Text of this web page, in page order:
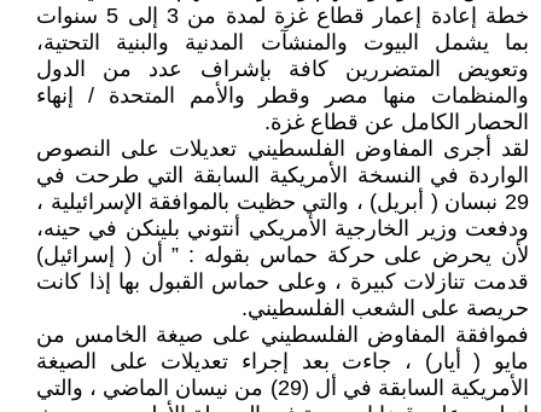
خطة إعادة إعمار قطاع غزة لمدة من 3 إلى 5 سنوات
بما يشمل البيوت والمنشآت المدنية والبنية التحتية،
وتعويض المتضررين كافة بإشراف عدد من الدول
والمنظمات منها مصر وقطر والأمم المتحدة / إنهاء
الحصار الكامل عن قطاع غزة.
لقد أجرى المفاوض الفلسطيني تعديلات على النصوص
الواردة في النسخة الأمريكية السابقة التي طرحت في
29 نبسان ( أبريل) ، والتي حظيت بالموافقة الإسرائيلية ،
ودفعت وزير الخارجية الأمريكي أنتوني بلينكن في حينه،
لأن يحرض على حركة حماس بقوله : ” أن ( إسرائيل)
قدمت تنازلات كبيرة ، وعلى حماس القبول بها إذا كانت
حريصة على الشعب الفلسطيني.
فموافقة المفاوض الفلسطيني على صيغة الخامس من
مايو ( أيار) ، جاءت بعد إجراء تعديلات على الصيغة
الأمريكية السابقة في أل (29) من نيسان الماضي ، والتي